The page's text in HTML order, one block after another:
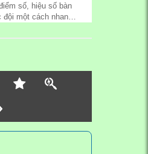
số, hiệu số bàn
đội một cách nhanh